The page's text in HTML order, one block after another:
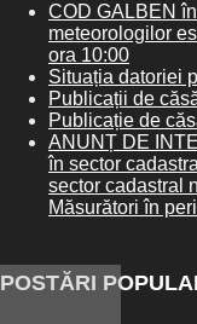
COD GALBEN
meteorologilor
ora 10:00
Situația datoriei
Publicații de
Publicație de
ANUNȚ DE
în sector
sector cadastral
Măsurători în
POSTĂRI